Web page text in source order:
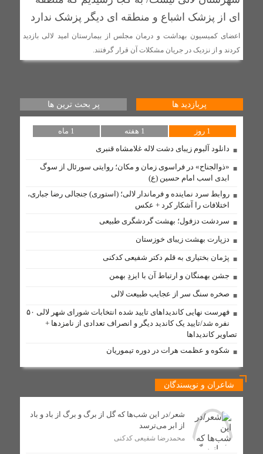
‌طلوع عدالت آموزشی در لالی: گامی تاریخی برای آینده دختران
عشایر
تنگه هرمز یک امتیاز راهبردی برای ایران است / اربعین
روابط سرد نماینده و فرماندار لالی؛ (استوری) جنجالی رضا
جباری، اختلافات را آشکار کرد + عکس
بهسازی شبکه در روستای لالی با نصب تیربرق های جدید و
دستگیری ۱۰ سارق احشام و اماکن خصوصی در طرح «آرامش
در شهر» لالی
مذاکره با آمریکا «کار بیهوده» و «اشتباه» است/ راه نجات
ایران فقط «مبارزه» است
مسئولان لالی و حکایت پل کابلی
وقتی نفس‌های بلوط به یاری مردم نیازدارد
موازی‌کاری در دستگاه‌های فرهنگی
تابستانی داغ با مدیریتی سرد
گامی بلند توسعه ارتباطات در لالی؛ فیبر نوری به شهر می‌رسد
فیزیکدانان و حل بزرگ‌ترین معمای کیهان
دستگیری فروشنده عمده شیشه در لالی؛ کشف بیش از ۷۵۰
گرم مواد صنعتی
مذاکره برای غرب یک تاکتیک است، نه هدف / تشییع باشکوه
ای از پزشک اشباع و منطقه ای دیگر پزشک ندارد
اعضای کمیسیون بهداشت و درمان مجلس از بیمارستان امید لالی بازدید
کردند و از نزدیک در جریان مشکلات آن قرار گرفتند.
پربازدید ها پر بحث ترین ها
1 روز 1 هفته
1 ماه
دانلود آلبوم زیبای دشت لاله غلامشاه قنبری
«ذوالجناح» در فراسوی زمان و مکان؛ روایتی سورئال از سوگ
ابدی اسب امام حسین (ع)
روابط سرد نماینده و فرماندار لالی؛ (استوری) جنجالی رضا جباری،
اختلافات را آشکار کرد + عکس
سردشت دزفول؛ بهشت گردشگری طبیعی
دزپارت بهشت زیبای خوزستان
پژمان بختیاری به قلم دکتر شفیعی کدکنی
جشن بهمنگان و ارتباط آن با ایزدِ بهمن
صخره سنگ سر از عجایب طبیعت لالی
فهرست نهایی کاندیداهای تایید شده انتخابات شورای شهر لالی ۵۰
نفره شد/تایید یک کاندید دیگر و انصراف تعدادی از نامزدها +
تصاویر کاندیداها
شکوه و عظمت هرات در دوره تیموریان
شاعران و نویسندگان
شعر/در این شب‌ها که گل از برگ و برگ از باد و باد
از ابر می‌ترسد
محمدرضا شفیعی کدکنی